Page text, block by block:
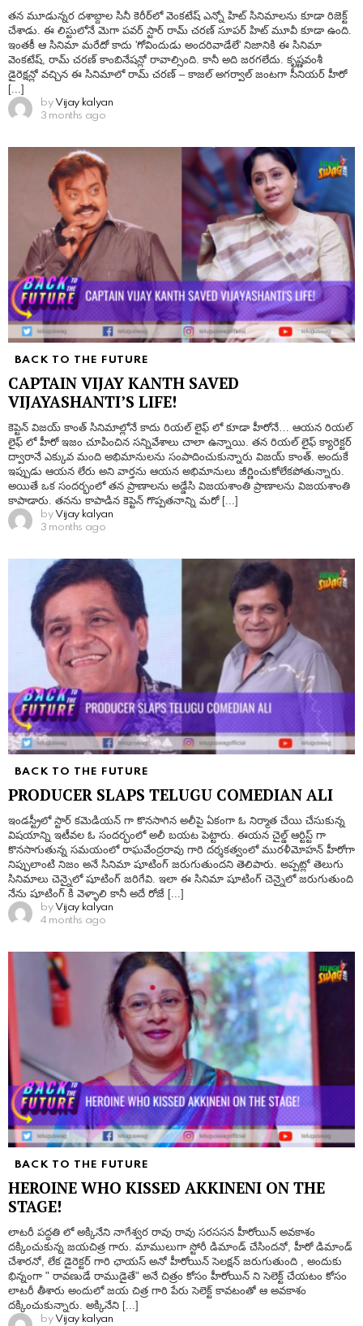
తన మూడున్నర దశాబ్దాల సినీ కెరీర్‌లో వెంకటేష్ ఎన్నో హిట్ సినిమాలను కూడా రిజెక్ట్
చేశాడు. ఈ లిస్టులోనే మెగా పవర్ స్టార్ రామ్ చరణ్ సూపర్ హిట్ మూవీ కూడా ఉంది.
ఇంతకీ ఆ సినిమా మరేదో కాదు 'గోవిందుడు అందరివాడేలే' నిజానికి ఈ సినిమా
వెంకటేష్, రామ్ చరణ్ కాంబినేషన్లో రావాల్సింది. కానీ అది జరగలేదు. కృష్ణవంశీ
డైరెక్షన్లో వచ్చిన ఈ సినిమాలో రామ్ చరణ్ – కాజల్ అగర్వాల్ జంటగా సీనియర్ హీరో
[...]
by Vijay kalyan
3 months ago
BACK TO THE FUTURE
CAPTAIN VIJAY KANTH SAVED
VIJAYASHANTI’S LIFE!
కెప్టెన్ విజయ్ కాంత్ సినిమాల్లోనే కాదు రియల్ లైఫ్ లో కూడా హీరోనే… ఆయన రియల్
లైఫ్ లో హీరో ఇజం చూపించిన సన్నివేశాలు చాలా ఉన్నాయి. తన రియల్ లైఫ్ క్యారెక్టర్
ద్వారానే ఎక్కువ మంది అభిమానులను సంపాదించుకున్నారు విజయ్ కాంత్. అందుకే
ఇప్పుడు ఆయన లేరు అని వార్తను ఆయన అభిమానులు జీర్ణించుకోలేకపోతున్నారు.
అయితే ఒక సందర్భంలో తన ప్రాణాలను అడ్డేసి విజయశాంతి ప్రాణాలను విజయశాంతి
కాపాడారు. తనను కాపాడిన కెప్టెన్ గొప్పతనాన్ని మరో [...]
by Vijay kalyan
3 months ago
BACK TO THE FUTURE
PRODUCER SLAPS TELUGU COMEDIAN ALI
ఇండస్ట్రీలో స్టార్ కమెడియన్ గా కొనసాగిన అలీపై ఏకంగా ఓ నిర్మాత చేయి చేసుకున్న
విషయాన్ని ఇటీవల ఓ సందర్భంలో అలీ బయట పెట్టారు. ఈయన చైల్డ్ ఆర్టిస్ట్ గా
కొనసాగుతున్న సమయంలో రాఘవేంద్రరావు గారి దర్శకత్వంలో మురళీమోహన్ హీరోగా
నిప్పులాంటి నిజం అనే సినిమా షూటింగ్ జరుగుతుందని తెలిపారు. అప్పట్లో తెలుగు
సినిమాలు చెన్నైలో షూటింగ్ జరిగేవి. ఇలా ఈ సినిమా షూటింగ్ చెన్నైలో జరుగుతుంది
నేను షూటింగ్ కి వెళ్ళాలి కానీ అదే రోజే [...]
by Vijay kalyan
4 months ago
BACK TO THE FUTURE
HEROINE WHO KISSED AKKINENI ON THE
STAGE!
లాటరీ పద్ధతి లో అక్కినేని నాగేశ్వర రావు రావు సరససన హీరోయిన్ అవకాశం
దక్కించుకున్న జయచిత్ర గారు. మాములుగా స్టోరీ డిమాండ్ చేసిందనో, హీరో డిమాండ్
చేశారనో, లేక డైరెక్టర్ గారి ఛాయస్ అనో హీరోయిన్ సెలక్షన్ జరుగుతుంది , అందుకు
భిన్నంగా " రావణుడే రాముడైతే" అనే చిత్రం కోసం హీరోయిన్ ని సెలెక్ట్ చేయటం కోసం
లాటరీ తీశారు అందులో జయ చిత్ర గారి పేరు సెలెక్ట్ కావటంతో ఆ అవకాశం
దక్కించుకున్నారు. అక్కినేని [...]
by Vijay kalyan